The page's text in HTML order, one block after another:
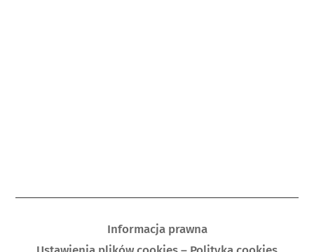
Informacja prawna